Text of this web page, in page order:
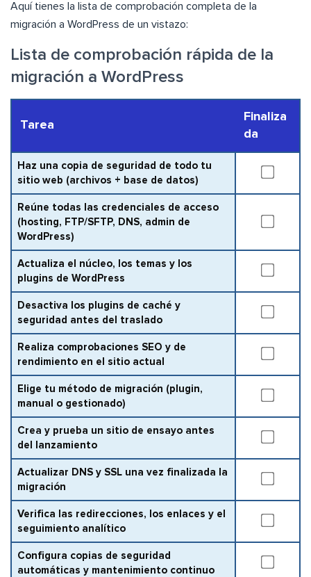
Aquí tienes la lista de comprobación completa de la
migración a WordPress de un vistazo:
Lista de comprobación rápida de la
migración a WordPress
Tarea
Finaliza
da
Haz una copia de seguridad de todo tu
sitio web (archivos + base de datos)
Reúne todas las credenciales de acceso
(hosting, FTP/SFTP, DNS, admin de
WordPress)
Actualiza el núcleo, los temas y los
plugins de WordPress
Desactiva los plugins de caché y
seguridad antes del traslado
Realiza comprobaciones SEO y de
rendimiento en el sitio actual
Elige tu método de migración (plugin,
manual o gestionado)
Crea y prueba un sitio de ensayo antes
del lanzamiento
Actualizar DNS y SSL una vez finalizada la
migración
Verifica las redirecciones, los enlaces y el
seguimiento analítico
Configura copias de seguridad
automáticas y mantenimiento continuo